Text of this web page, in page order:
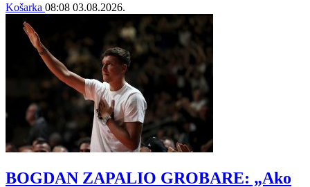
Košarka 08:08 03.08.2026.
BOGDAN ZAPALIO GROBARE: „Ako